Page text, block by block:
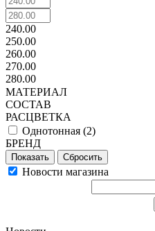
240.00
250.00
260.00
270.00
280.00
МАТЕРИАЛ
СОСТАВ
РАСЦВЕТКА
Однотонная (2)
БРЕНД
Сбросить
Новости магазина